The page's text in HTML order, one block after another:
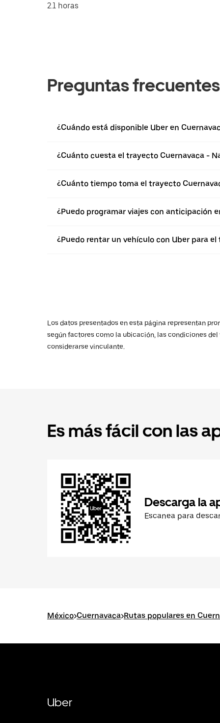
2.1 horas
Preguntas frecuentes
¿Cuándo está disponible Uber en
¿Cuánto cuesta el trayecto Cuernavaca -
¿Cuánto tiempo toma el trayecto
¿Puedo programar viajes con anticipación
¿Puedo rentar un vehículo con Uber para
Los datos presentados en esta página representan
según factores como la ubicación, las condiciones
considerarse vinculante.
Es más fácil con las
Descarga la
Escanea para
México>Cuernavaca>Rutas populares en
Uber